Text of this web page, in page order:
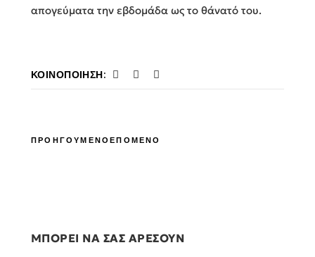
απογεύματα την εβδομάδα ως το θάνατό του.
ΚΟΙΝΟΠΟΊΗΣΗ:
ΠΡΟΗΓΟΥΜΕΝΟΕΠΟΜΕΝΟ
ΜΠΟΡΕΙ ΝΑ ΣΑΣ ΑΡΕΣΟΥΝ